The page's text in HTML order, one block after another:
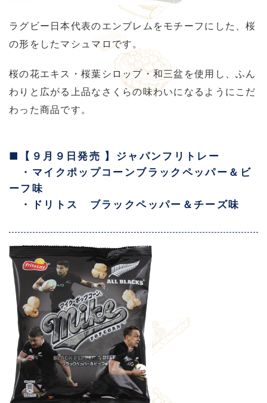
ラグビー日本代表のエンブレムをモチーフにした、桜
の形をしたマシュマロです。
桜の花エキス・桜葉シロップ・和三盆を使用し、ふん
わりと広がる上品なさくらの味わいになるようにこだ
わった商品です。
■【９月９日発売 】ジャパンフリトレー
・マイクポップコーンブラックペッパー＆ビ
ーフ味
・ドリトス ブラックペッパー＆チーズ味